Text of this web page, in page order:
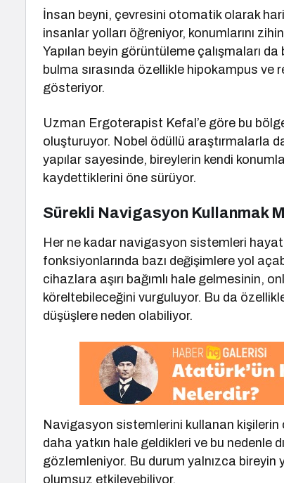
İnsan beyni, çevresini otomatik olarak
insanlar yolları öğreniyor, konumlarını
Yapılan beyin görüntüleme çalışmaları
bulma sırasında özellikle hipokampus ve
gösteriyor.
Uzman Ergoterapist Kefal’e göre bu
oluşturuyor. Nobel ödüllü araştırmalarla
yapılar sayesinde, bireylerin kendi
kaydettiklerini öne sürüyor.
Sürekli Navigasyon Kullanmak
Her ne kadar navigasyon sistemleri hayat
fonksiyonlarında bazı değişimlere yol
cihazlara aşırı bağımlı hale gelmesinin,
köreltebileceğini vurguluyor. Bu da
düşüşlere neden olabiliyor.
Navigasyon sistemlerini kullanan kişilerin
daha yatkın hale geldikleri ve bu nedenle
gözlemleniyor. Bu durum yalnızca
olumsuz etkileyebiliyor.